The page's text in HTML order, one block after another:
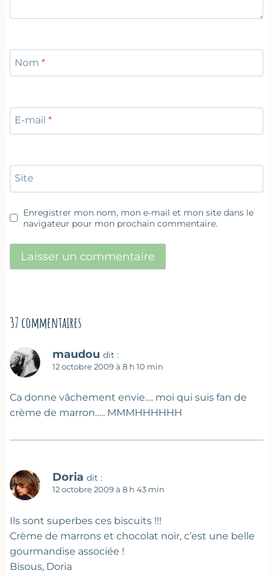
Nom *
E-mail *
Site
Enregistrer mon nom, mon e-mail et mon site dans le
navigateur pour mon prochain commentaire.
37 commentaires
maudou dit :
12 octobre 2009 à 8 h 10 min
Ca donne vâchement envie…. moi qui suis fan de
crème de marron….. MMMHHHHHH
Doria dit :
12 octobre 2009 à 8 h 43 min
Ils sont superbes ces biscuits !!!
Crème de marrons et chocolat noir, c’est une belle
gourmandise associée !
Bisous, Doria